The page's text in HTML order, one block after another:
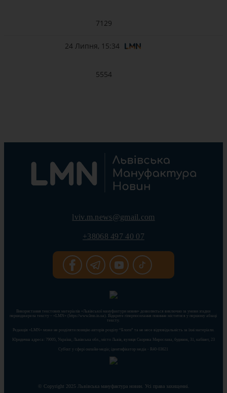
7129
24 Липня, 15:34
5554
lviv.m.news@gmail.com
+38068 497 40 07
Використання текстових матеріалів «Львівської мануфактури новин» дозволяється виключно за умови згадки
першоджерела тексту – «LMN» (https://www.lmn.in.ua). Відкрите гіперпосилання повинне міститися у першому абзаці
тексту.
Редакція «LMN» може не розділяти позицію авторів розділу “Блоги” та не несе відповідальність за їхні матеріали.
Юридична адреса: 79005, Україна, Львівська обл., місто Львів, вулиця Скорика Мирослава, будинок, 31, кабінет, 23
Cуб'єкт у сфері онлайн-медіа; ідентифікатор медіа - R40-03621
© Copyright 2025 Львівська мануфактура новин. Усі права захищенні.